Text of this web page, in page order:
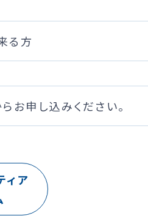
る方
お申し込みください。
ィア